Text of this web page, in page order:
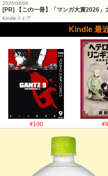
2026/08/06
[PR] 【この一冊】「マンガ大賞2026」
Kindleストア
Kindle 最
¥100